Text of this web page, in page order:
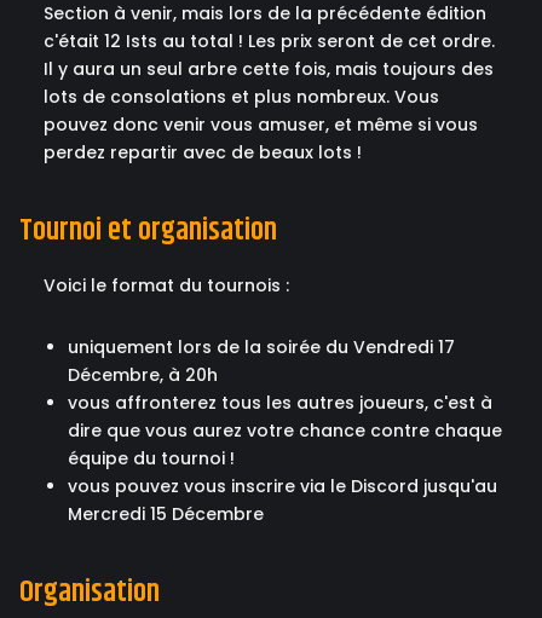
Section à venir, mais lors de la précédente édition
c'était 12 Ists au total ! Les prix seront de cet ordre.
Il y aura un seul arbre cette fois, mais toujours des
lots de consolations et plus nombreux. Vous
pouvez donc venir vous amuser, et même si vous
perdez repartir avec de beaux lots !
Tournoi et organisation
Voici le format du tournois :
uniquement lors de la soirée du Vendredi 17
Décembre, à 20h
vous affronterez tous les autres joueurs, c'est à
dire que vous aurez votre chance contre chaque
équipe du tournoi !
vous pouvez vous inscrire via le Discord jusqu'au
Mercredi 15 Décembre
Organisation